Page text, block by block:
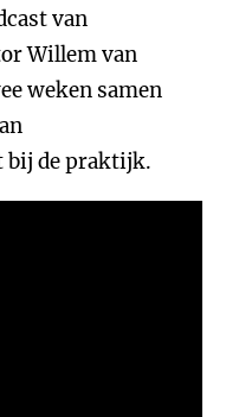
van
Willem van
weken samen
bij de praktijk.